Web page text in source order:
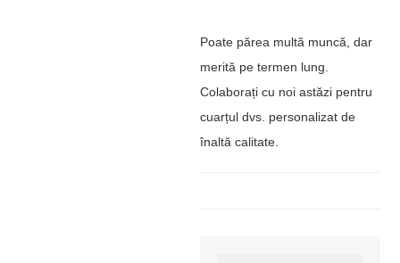
Poate părea multă muncă, dar
merită pe termen lung.
Colaborați cu noi astăzi pentru
cuarțul dvs. personalizat de
înaltă calitate.